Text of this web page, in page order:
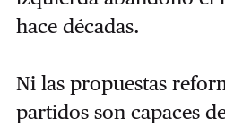
hace décadas.
Ni las propuestas
partidos son capaces